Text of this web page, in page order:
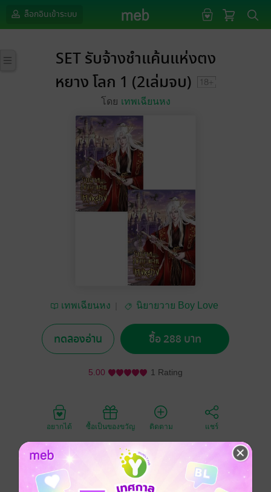
ล็อกอินเข้าระบบ
SET รับจ้างชำแค้นแห่งตง
หยาง โลก 1 (2เล่มจบ)
โดย เทพเฉียนหง
เทพเฉียนหง
นิยายวาย Boy Love
ทดลองอ่าน ซื้อ 288 บาท
5.00 1 Rating
อยากได้ ซื้อเป็นของขวัญ ติดตาม แชร์
เมื่อซื้อชุดนี้คุณจะได้รับ